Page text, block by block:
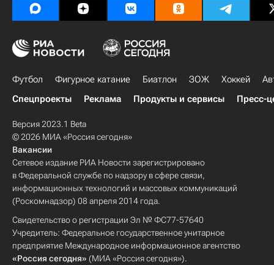
Футбол Фигурное катание Биатлон ЗОЖ Хоккей
Спецпроекты
Реклама Продукты и сервисы Пресс-
Версия 2023.1 Beta
© 2026 МИА «Россия сегодня»
Вакансии
Сетевое издание РИА Новости зарегистрировано
в Федеральной службе по надзору в сфере связи,
информационных технологий и массовых коммуникаций
(Роскомнадзор) 08 апреля 2014 года.
Свидетельство о регистрации Эл № ФС77-57640
Учредитель: Федеральное государственное унитарное
предприятие Международное информационное агентство
«Россия сегодня» (МИА «Россия сегодня»).